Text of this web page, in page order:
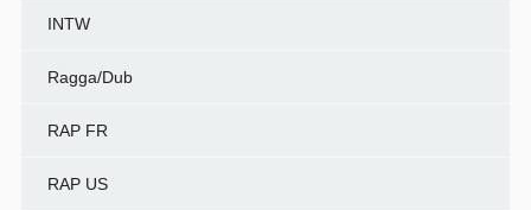
INTW
Ragga/Dub
RAP FR
RAP US